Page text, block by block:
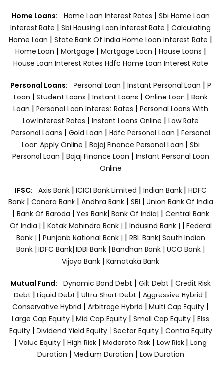
Home Loans: Home Loan Interest Rates | Sbi Home Loan
Interest Rate | Sbi Housing Loan Interest Rate | Calculating
Home Loan | State Bank Of India Home Loan Interest Rate |
Home Loan | Mortgage | Mortgage Loan | House Loans |
House Loan Interest Rates Hdfc Home Loan Interest Rate
Personal Loans: Personal Loan | Instant Personal Loan | P
Loan | Student Loans | Instant Loans | Online Loan | Bank
Loan | Personal Loan Interest Rates | Personal Loans With
Low Interest Rates | Instant Loans Online | Low Rate
Personal Loans | Gold Loan | Hdfc Personal Loan | Personal
Loan Apply Online | Bajaj Finance Personal Loan | Sbi
Personal Loan | Bajaj Finance Loan | Instant Personal Loan
Online
IFSC: Axis Bank | ICICI Bank Limited | Indian Bank | HDFC
Bank| Canara Bank | Andhra Bank| SBI | Union Bank Of India
| Bank Of Baroda | Yes Bank| Bank Of India| | Central Bank
Of India | | Kotak Mahindra Bank | | Indusind Bank | | Federal
Bank | | Punjanb National Bank | | RBL Bank| South Indian
Bank | IDFC Bank| IDBI Bank | Bandhan Bank | UCO Bank |
Vijaya Bank | Karnataka Bank
Mutual Fund: Dynamic Bond Debt | Gilt Debt | Credit Risk
Debt | Liquid Debt | Ultra Short Debt | Aggressive Hybrid |
Conservative Hybrid | Arbitrage Hybrid | Multi Cap Equity |
Large Cap Equity | Mid Cap Equity | Small Cap Equity | Elss
Equity| Dividend Yield Equity| Sector Equity | Contra Equity
| Value Equity | High Risk | Moderate Risk | Low Risk | Long
Duration | Medium Duration | Low Duration